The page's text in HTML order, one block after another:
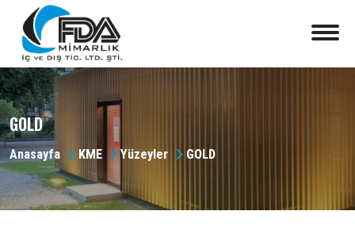
GOLD
Anasayfa KME Yüzeyler GOLD